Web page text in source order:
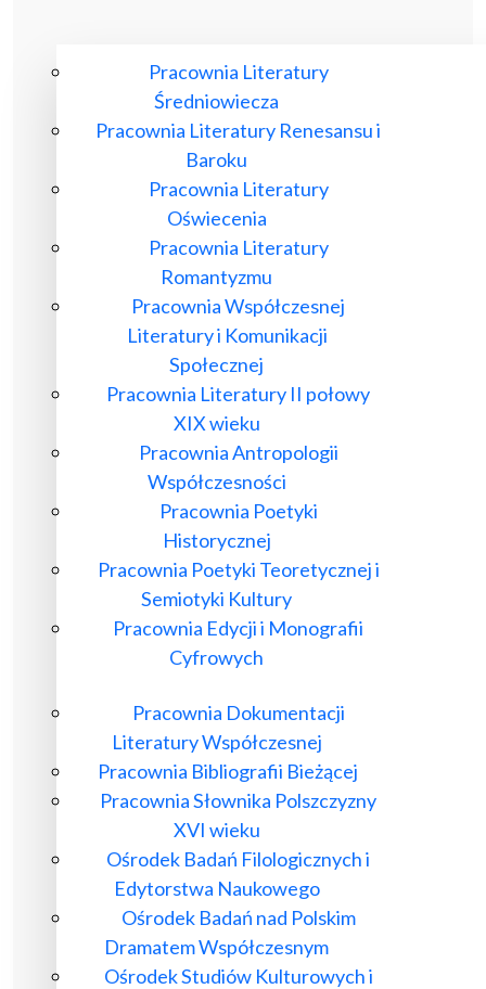
Pracownia Literatury
Średniowiecza
Pracownia Literatury Renesansu i
Baroku
Pracownia Literatury
Oświecenia
Pracownia Literatury
Romantyzmu
Pracownia Współczesnej
Literatury i Komunikacji
Społecznej
Pracownia Literatury II połowy
XIX wieku
Pracownia Antropologii
Współczesności
Pracownia Poetyki
Historycznej
Pracownia Poetyki Teoretycznej i
Semiotyki Kultury
Pracownia Edycji i Monografii
Cyfrowych
Pracownia Dokumentacji
Literatury Współczesnej
Pracownia Bibliografii Bieżącej
Pracownia Słownika Polszczyzny
XVI wieku
Ośrodek Badań Filologicznych i
Edytorstwa Naukowego
Ośrodek Badań nad Polskim
Dramatem Współczesnym
Ośrodek Studiów Kulturowych i